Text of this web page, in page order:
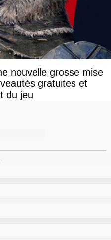
nouvelle grosse mise
gratuites et
du jeu